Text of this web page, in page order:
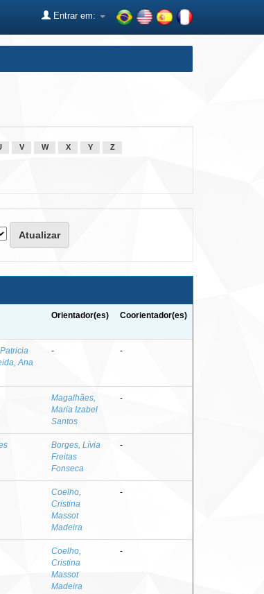
Entrar em:
V W X Y Z
Orientador(es) Coorientador(es)
Ana
- -
Magalhães,
Maria Izabel
Santos
-
Borges, Lívia
Freitas
Fonseca
-
Coelho,
Cristina
Massot
Madeira
-
Coelho,
Cristina
Massot
Madeira
-